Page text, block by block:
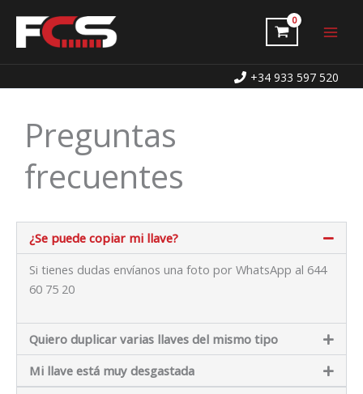
contenido
+34 933 597 520
Preguntas
frecuentes
¿Se puede copiar mi llave?
Si tienes dudas envíanos una foto por WhatsApp al 644
60 75 20
Quiero duplicar varias llaves del mismo tipo
Mi llave está muy desgastada